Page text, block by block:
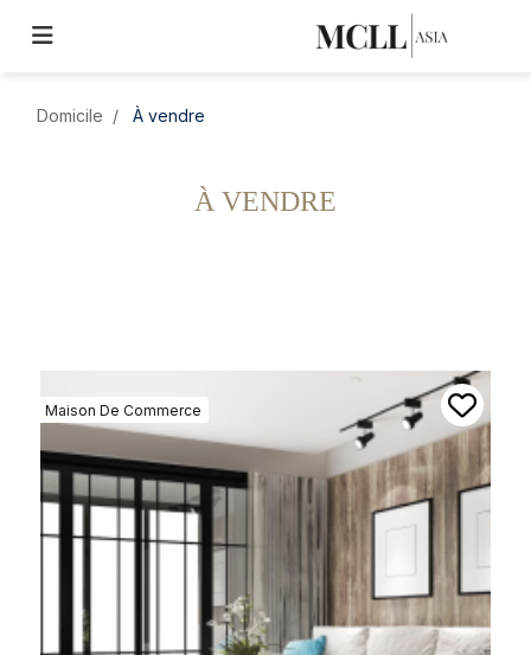
Domicile À vendre
À VENDRE
Maison De Commerce